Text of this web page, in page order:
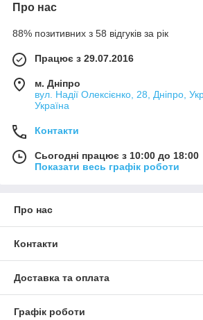
Про нас
88% позитивних з 58 відгуків за рік
Працює з 29.07.2016
м. Дніпро
вул. Надії Олексієнко, 28, Дніпро,
Україна
Контакти
Сьогодні працює з 10:00 до 18:00
Показати весь графік роботи
Про нас
Контакти
Доставка та оплата
Графік роботи